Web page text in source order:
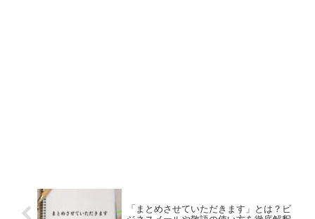
「まとめさせていただきます」とは？ビ